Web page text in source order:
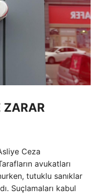
ZARAR
Ceza
avukatları
tutuklu sanıklar
Suçlamaları kabul